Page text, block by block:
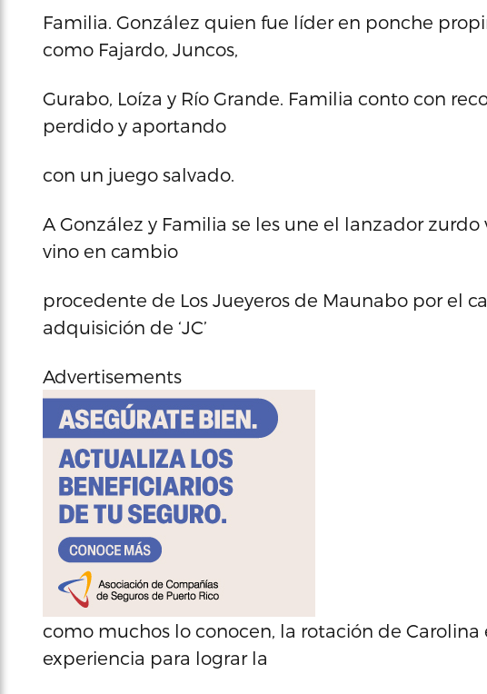
Familia. González quien fue líder en ponche
como Fajardo, Juncos,
Gurabo, Loíza y Río Grande. Familia conto con
perdido y aportando
con un juego salvado.
A González y Familia se les une el lanzador
vino en cambio
procedente de Los Jueyeros de Maunabo por el
adquisición de ‘JC’
Advertisements
como muchos lo conocen, la rotación de Carolina
experiencia para lograr la